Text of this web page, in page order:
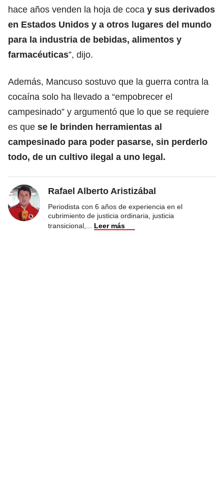
hace años venden la hoja de coca y sus derivados
en Estados Unidos y a otros lugares del mundo
para la industria de bebidas, alimentos y
farmacéuticas”, dijo.
Además, Mancuso sostuvo que la guerra contra la
cocaína solo ha llevado a “empobrecer el
campesinado” y argumentó que lo que se requiere
es que se le brinden herramientas al
campesinado para poder pasarse, sin perderlo
todo, de un cultivo ilegal a uno legal.
Rafael Alberto Aristizábal
Periodista con 6 años de experiencia en el
cubrimiento de justicia ordinaria, justicia
transicional,
Leer más